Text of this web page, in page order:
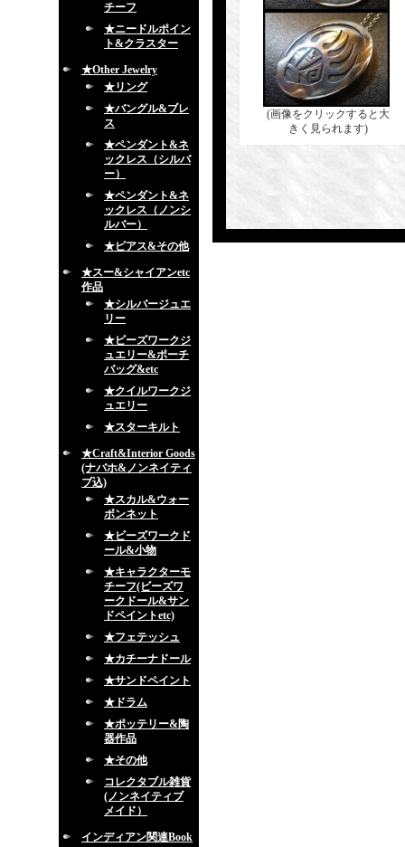
チーフ
★ニードルポイン
ト&クラスター
★Other Jewelry
★リング
★バングル&ブレ
ス
★ペンダント&ネ
ックレス（シルバ
ー）
★ペンダント&ネ
ックレス（ノンシ
ルバー）
★ピアス&その他
★スー&シャイアンetc
作品
★シルバージュエ
リー
★ビーズワークジ
ュエリー&ポーチ
バッグ&etc
★クイルワークジ
ュエリー
★スターキルト
★Craft&Interior Goods
(ナバホ&ノンネイティ
ブ込)
★スカル&ウォー
ボンネット
★ビーズワークド
ール&小物
★キャラクターモ
チーフ(ビーズワ
ークドール&サン
ドペイントetc)
★フェテッシュ
★カチーナドール
★サンドペイント
★ドラム
★ポッテリー&陶
器作品
★その他
コレクタブル雑貨
(ノンネイティブ
メイド）
インディアン関連Book
(画像をクリックすると大
きく見られます)